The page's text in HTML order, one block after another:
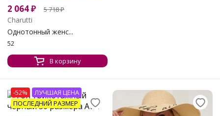
2 064₽ 5 718₽
Charutti
Однотонный женс...
52
В корзину
-52%
ЛУЧШАЯ ЦЕНА
ПОСЛЕДНИЙ РАЗМЕР